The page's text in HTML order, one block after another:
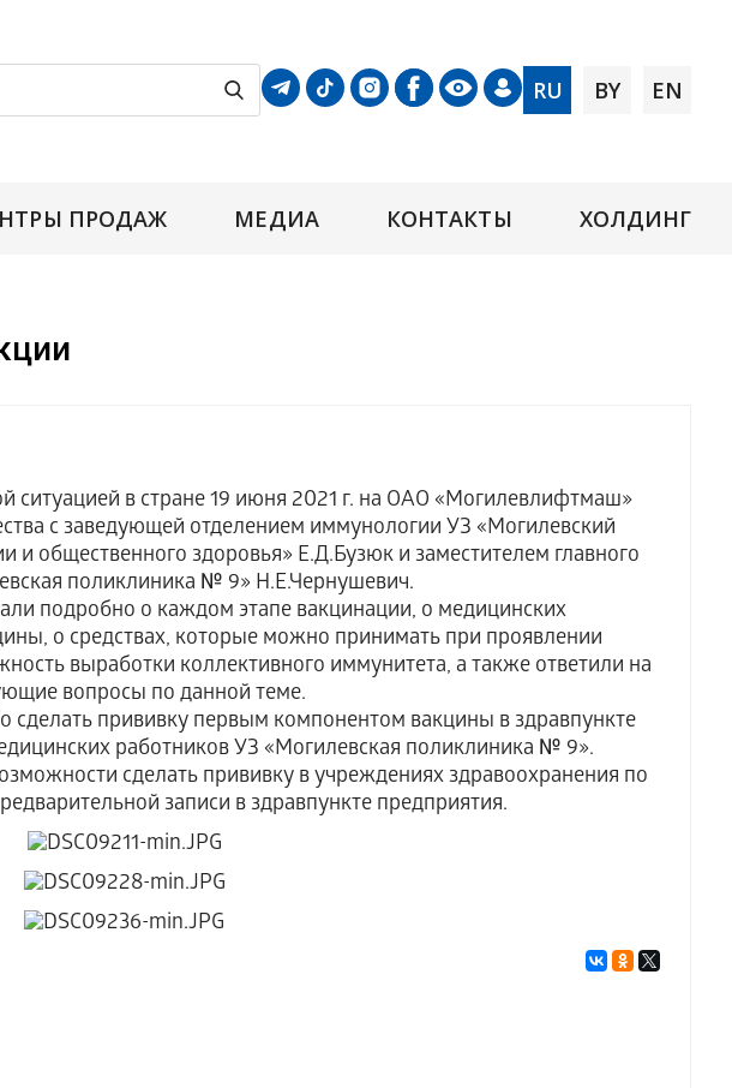
RU BY EN
ПРОДАЖ МЕДИА КОНТАКТЫ ХОЛДИНГ
ситуацией в стране 19 июня 2021 г. на ОАО «Могилевлифтмаш»
с заведующей отделением иммунологии УЗ «Могилевский
и общественного здоровья» Е.Д.Бузюк и заместителем главного
поликлиника № 9» Н.Е.Чернушевич.
подробно о каждом этапе вакцинации, о медицинских
о средствах, которые можно принимать при проявлении
выработки коллективного иммунитета, а также ответили на
вопросы по данной теме.
прививку первым компонентом вакцины в здравпункте
работников УЗ «Могилевская поликлиника № 9».
сделать прививку в учреждениях здравоохранения по
записи в здравпункте предприятия.